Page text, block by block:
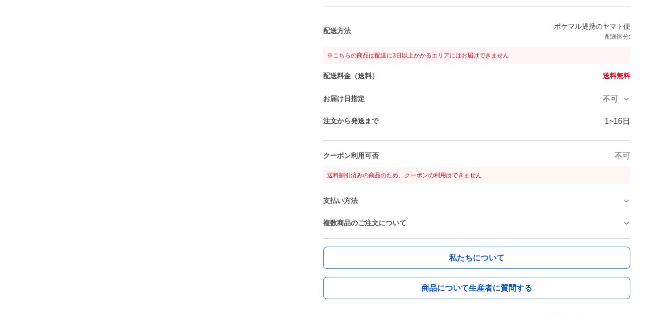
配送方法
ポケマル提携のヤマト便
配送区分:
※こちらの商品は配送に3日以上かかるエリアにはお届けできません
配送料金（送料） 送料無料
お届け日指定 不可
注文から発送まで 1~16日
クーポン利用可否 不可
送料割引済みの商品のため、クーポンの利用はできません
支払い方法
複数商品のご注文について
私たちについて
商品について生産者に質問する